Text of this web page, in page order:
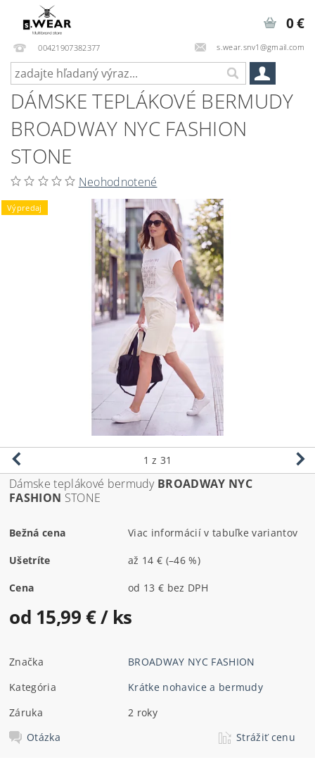
00421907382377 s.wear.snv1@gmail.com
0 €
DÁMSKE TEPLÁKOVÉ BERMUDY
BROADWAY NYC FASHION
STONE
Neohodnotené
Výpredaj
1 z 31
Dámske teplákové bermudy BROADWAY NYC
FASHION STONE
Bežná cena Viac informácií v tabuľke variantov
Ušetríte až 14 € (–46 %)
Cena od 13 € bez DPH
od 15,99 €/ ks
Značka
BROADWAY NYC FASHION
Kategória
Krátke nohavice a bermudy
Záruka
2 roky
Otázka
Strážiť cenu